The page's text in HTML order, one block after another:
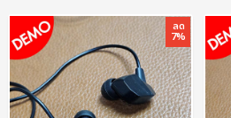
ลด
7%